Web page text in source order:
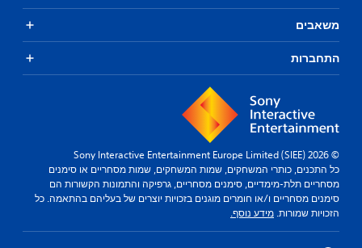
משאבים
התחברות
© 2026 Sony Interactive Entertainment Europe Limited (SIEE)
כל התכנים, כותרי המשחקים, שמות המשחקים, שמות מסחריים או סימנים
מסחריים תלת-מימדיים, סימנים מסחריים, גרפיקה והתמונות הקשורות הם
סימנים מסחריים ו/או חומרים מוגנים בזכויות יוצרים של בעליהם בהתאמה. כל
הזכויות שמורות. מידע נוסף.